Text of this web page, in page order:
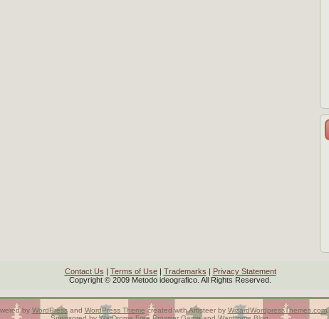
Contact Us | Terms of Use| Trademarks | Privacy Statement
Copyright © 2009 Metodo ideografico. All Rights Reserved.
by WordPressand WordPress Theme created with Artisteer by WizardWordpressThemes.com.